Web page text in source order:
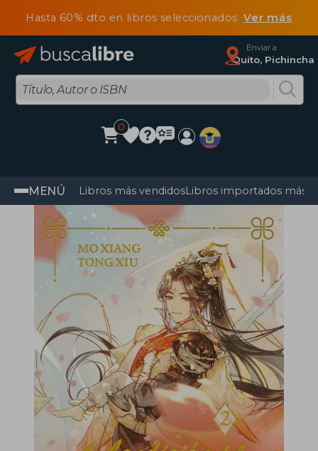
Hasta 60% dto en libros seleccionadosVer más
Enviar a
Quito, Pichincha
0
MENÚ Libros más vendidosLibros importados más